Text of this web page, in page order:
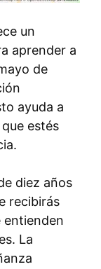
un
aprender a
de
ayuda a
estés
diez años
recibirás
entienden
La